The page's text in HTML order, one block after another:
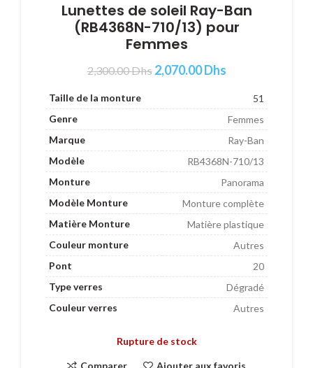
Lunettes de soleil Ray-Ban
(RB4368N-710/13) pour
Femmes
2,300.00Dhs 2,070.00Dhs
Taille de la monture
51
Genre
Femmes
Marque
Ray-Ban
Modèle
RB4368N-710/13
Monture
Panorama
Modèle Monture
Monture complète
Matière Monture
Matière plastique
Couleur monture
Autres
Pont
20
Type verres
Dégradé
Couleur verres
Autres
Rupture de stock
Comparer Ajouter aux favoris